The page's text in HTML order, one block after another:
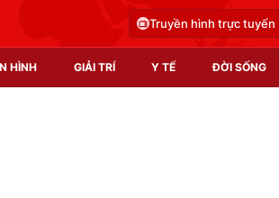
Truyền hình trực tuyến
HÌNH GIẢI TRÍ Y TẾ ĐỜI SỐNG